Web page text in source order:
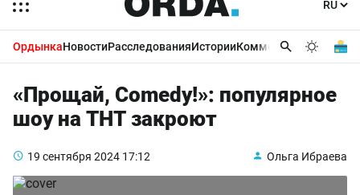
ОрдынкаНовостиРасследованияИсторииКомментарииБизнес
«Прощай, Comedy!»: популярное
шоу на ТНТ закроют
19 сентября 2024 17:12 Ольга Ибраева